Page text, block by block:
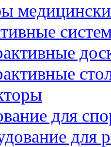
для
для